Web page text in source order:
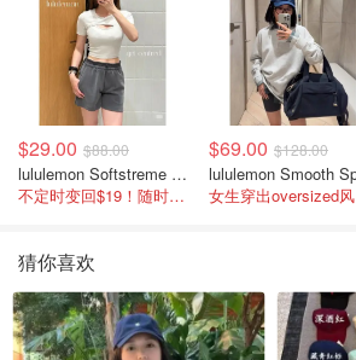
$29.00 $88.00
lululemon Softstreme 女士高腰短裤 10cm
不定时变回$19！随时点进来看
$69.00 $128.00
女生穿出oversized风
猜你喜欢